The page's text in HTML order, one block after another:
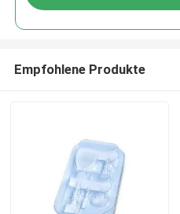
Empfohlene Produkte